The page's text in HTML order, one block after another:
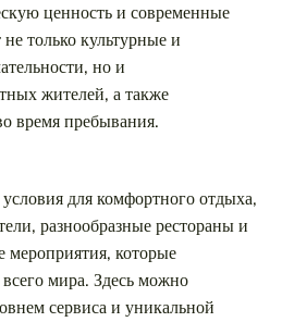
ценность и современные
только культурные и
но и
жителей, а также
время пребывания.
для комфортного отдыха,
разнообразные рестораны и
мероприятия, которые
мира. Здесь можно
сервиса и уникальной